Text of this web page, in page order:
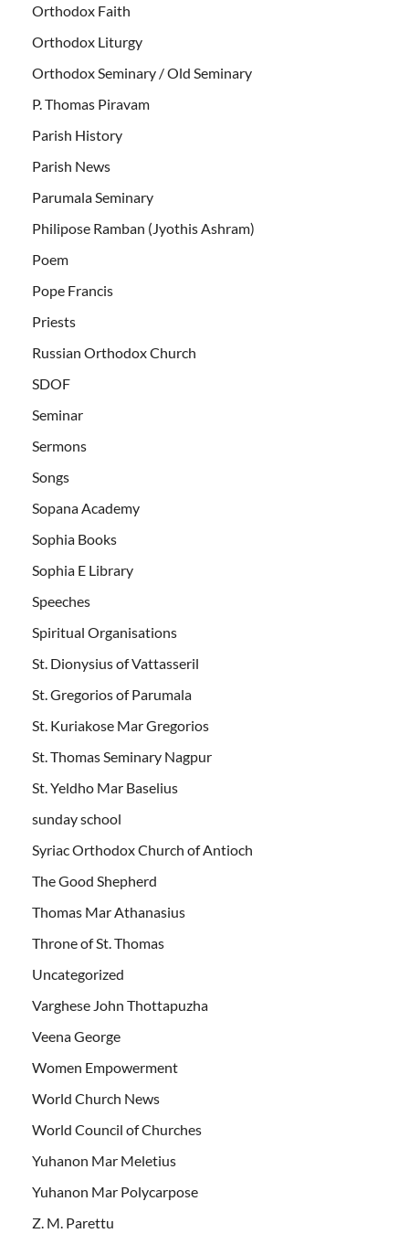
Orthodox Faith
Orthodox Liturgy
Orthodox Seminary / Old Seminary
P. Thomas Piravam
Parish History
Parish News
Parumala Seminary
Philipose Ramban (Jyothis Ashram)
Poem
Pope Francis
Priests
Russian Orthodox Church
SDOF
Seminar
Sermons
Songs
Sopana Academy
Sophia Books
Sophia E Library
Speeches
Spiritual Organisations
St. Dionysius of Vattasseril
St. Gregorios of Parumala
St. Kuriakose Mar Gregorios
St. Thomas Seminary Nagpur
St. Yeldho Mar Baselius
sunday school
Syriac Orthodox Church of Antioch
The Good Shepherd
Thomas Mar Athanasius
Throne of St. Thomas
Uncategorized
Varghese John Thottapuzha
Veena George
Women Empowerment
World Church News
World Council of Churches
Yuhanon Mar Meletius
Yuhanon Mar Polycarpose
Z. M. Parettu